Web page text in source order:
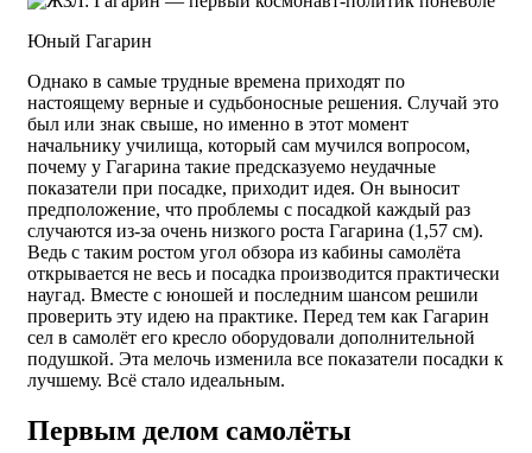
Юный Гагарин
Однако в самые трудные времена приходят по
настоящему верные и судьбоносные решения. Случай это
был или знак свыше, но именно в этот момент
начальнику училища, который сам мучился вопросом,
почему у Гагарина такие предсказуемо неудачные
показатели при посадке, приходит идея. Он выносит
предположение, что проблемы с посадкой каждый раз
случаются из-за очень низкого роста Гагарина (1,57 см).
Ведь с таким ростом угол обзора из кабины самолёта
открывается не весь и посадка производится практически
наугад. Вместе с юношей и последним шансом решили
проверить эту идею на практике. Перед тем как Гагарин
сел в самолёт его кресло оборудовали дополнительной
подушкой. Эта мелочь изменила все показатели посадки к
лучшему. Всё стало идеальным.
Первым делом самолёты